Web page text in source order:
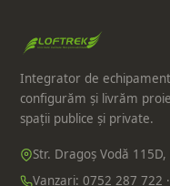
Integrator de
configurăm și livrăm
spații publice și private.
Str. Dragoș Vodă
Vanzari: 0752 287 722